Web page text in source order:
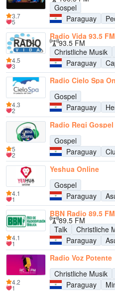
Gospel
Paraguay
3.7
5
Radio Vida 93.5 FM
93.5 FM
Christliche Musik
Paraguay
4.5
3
Radio Cielo Spa
Gospel
Paraguay
4.3
2
Radio Regi Gospel
Gospel
Paraguay
5
2
Yeshua Online
Gospel
Paraguay
4.1
1
BBN Radio 89.5 FM
89.5 FM
Talk
Christliche
Paraguay
4.1
1
Radio Voz Potente
Christliche Musik
Paraguay
4.2
1